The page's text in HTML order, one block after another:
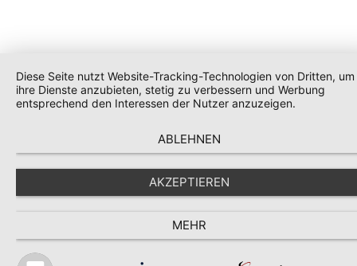
Diese Seite nutzt Website-Tracking-Technologien von Dritten, um
ihre Dienste anzubieten, stetig zu verbessern und Werbung
entsprechend den Interessen der Nutzer anzuzeigen.
ABLEHNEN
AKZEPTIEREN
MEHR